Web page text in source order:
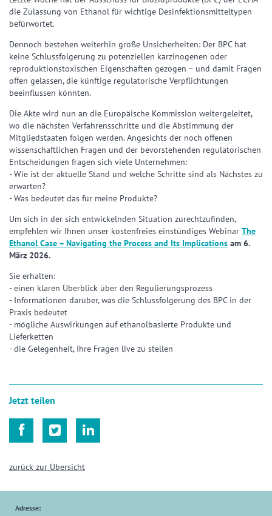
die Zulassung von Ethanol für wichtige Desinfektionsmitteltypen
befürwortet.
Dennoch bestehen weiterhin große Unsicherheiten: Der BPC hat
keine Schlussfolgerung zu potenziellen karzinogenen oder
reproduktionstoxischen Eigenschaften gezogen – und damit Fragen
offen gelassen, die künftige regulatorische Verpflichtungen
beeinflussen könnten.
Die Akte wird nun an die Europäische Kommission weitergeleitet,
wo die nächsten Verfahrensschritte und die Abstimmung der
Mitgliedstaaten folgen werden. Angesichts der noch offenen
wissenschaftlichen Fragen und der bevorstehenden regulatorischen
Entscheidungen fragen sich viele Unternehmen:
- Wie ist der aktuelle Stand und welche Schritte sind als Nächstes zu
erwarten?
- Was bedeutet das für meine Produkte?
Um sich in der sich entwickelnden Situation zurechtzufinden,
empfehlen wir Ihnen unser kostenfreies einstündiges Webinar The
Ethanol Case – Navigating the Process and Its Implications am 6.
März 2026.
Sie erhalten:
- einen klaren Überblick über den Regulierungsprozess
- Informationen darüber, was die Schlussfolgerung des BPC in der
Praxis bedeutet
- mögliche Auswirkungen auf ethanolbasierte Produkte und
Lieferketten
- die Gelegenheit, Ihre Fragen live zu stellen
Jetzt teilen
  
zurück zur Übersicht
Adresse: